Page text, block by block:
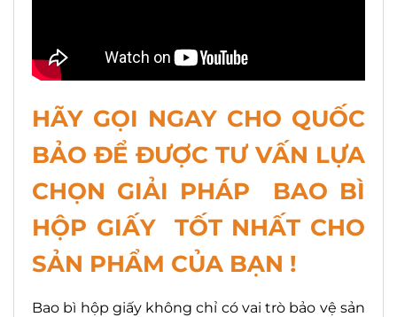
HÃY GỌI NGAY CHO QUỐC
BẢO ĐỂ ĐƯỢC TƯ VẤN LỰA
CHỌN GIẢI PHÁP BAO BÌ
HỘP GIẤY TỐT NHẤT CHO
SẢN PHẨM CỦA BẠN !
Bao bì hộp giấy không chỉ có vai trò bảo vệ sản